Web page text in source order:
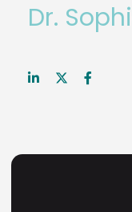
Dr.